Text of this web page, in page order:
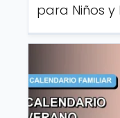
para Niños